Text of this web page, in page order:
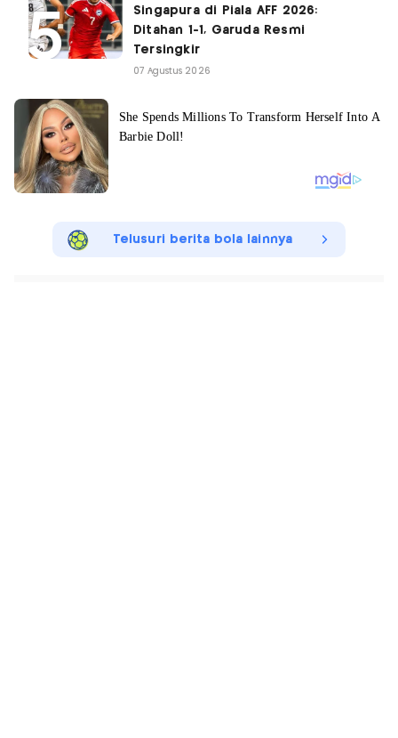
Singapura di Piala AFF 2026:
Ditahan 1-1, Garuda Resmi
Tersingkir
07 Agustus 2026
Telusuri berita bola lainnya